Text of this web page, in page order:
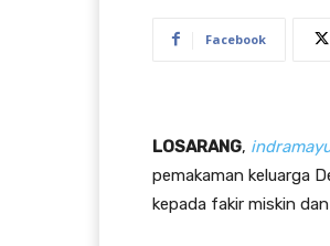
Facebook
LOSARANG,
pemakaman keluarga
kepada fakir miskin